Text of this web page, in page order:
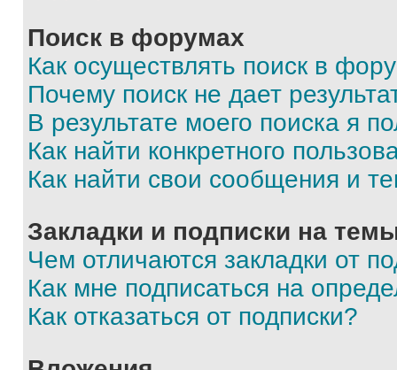
Поиск в форумах
Как осуществлять поиск в
Почему поиск не дает
В результате моего поиска я
Как найти конкретного
Как найти свои сообщения и
Закладки и подписки на
Чем отличаются закладки от
Как мне подписаться на
Как отказаться от подписки?